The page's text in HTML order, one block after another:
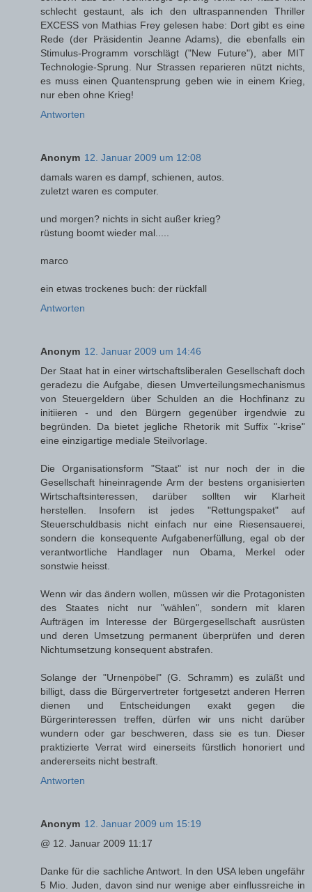
schlecht gestaunt, als ich den ultraspannenden Thriller
EXCESS von Mathias Frey gelesen habe: Dort gibt es eine
Rede (der Präsidentin Jeanne Adams), die ebenfalls ein
Stimulus-Programm vorschlägt ("New Future"), aber MIT
Technologie-Sprung. Nur Strassen reparieren nützt nichts,
es muss einen Quantensprung geben wie in einem Krieg,
nur eben ohne Krieg!
Antworten
Anonym 12. Januar 2009 um 12:08
damals waren es dampf, schienen, autos.
zuletzt waren es computer.
und morgen? nichts in sicht außer krieg?
rüstung boomt wieder mal.....
marco
ein etwas trockenes buch: der rückfall
Antworten
Anonym 12. Januar 2009 um 14:46
Der Staat hat in einer wirtschaftsliberalen Gesellschaft doch
geradezu die Aufgabe, diesen Umverteilungsmechanismus
von Steuergeldern über Schulden an die Hochfinanz zu
initiieren - und den Bürgern gegenüber irgendwie zu
begründen. Da bietet jegliche Rhetorik mit Suffix "-krise"
eine einzigartige mediale Steilvorlage.
Die Organisationsform "Staat" ist nur noch der in die
Gesellschaft hineinragende Arm der bestens organisierten
Wirtschaftsinteressen, darüber sollten wir Klarheit
herstellen. Insofern ist jedes "Rettungspaket" auf
Steuerschuldbasis nicht einfach nur eine Riesensauerei,
sondern die konsequente Aufgabenerfüllung, egal ob der
verantwortliche Handlager nun Obama, Merkel oder
sonstwie heisst.
Wenn wir das ändern wollen, müssen wir die Protagonisten
des Staates nicht nur "wählen", sondern mit klaren
Aufträgen im Interesse der Bürgergesellschaft ausrüsten
und deren Umsetzung permanent überprüfen und deren
Nichtumsetzung konsequent abstrafen.
Solange der "Urnenpöbel" (G. Schramm) es zuläßt und
billigt, dass die Bürgervertreter fortgesetzt anderen Herren
dienen und Entscheidungen exakt gegen die
Bürgerinteressen treffen, dürfen wir uns nicht darüber
wundern oder gar beschweren, dass sie es tun. Dieser
praktizierte Verrat wird einerseits fürstlich honoriert und
andererseits nicht bestraft.
Antworten
Anonym 12. Januar 2009 um 15:19
@ 12. Januar 2009 11:17
Danke für die sachliche Antwort. In den USA leben ungefähr
5 Mio. Juden, davon sind nur wenige aber einflussreiche in